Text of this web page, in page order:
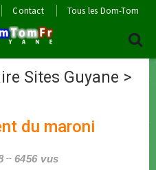
Contact Tous les Dom-Tom
Sites Guyane >
du maroni
6456 vus